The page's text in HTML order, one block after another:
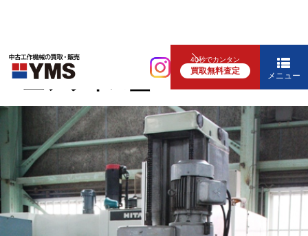
40秒でカンタン
買取無料査定 メニュー
汎用フライス盤
#3立フライス盤